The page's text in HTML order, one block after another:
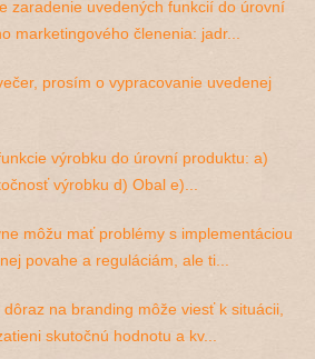
zaradenie uvedených funkcií do úrovní
marketingového členenia: jadr...
prosím o vypracovanie uvedenej
výrobku do úrovní produktu: a)
výrobku d) Obal e)...
môžu mať problémy s implementáciou
povahe a reguláciám, ale ti...
dôraz na branding môže viesť k situácii,
skutočnú hodnotu a kv...